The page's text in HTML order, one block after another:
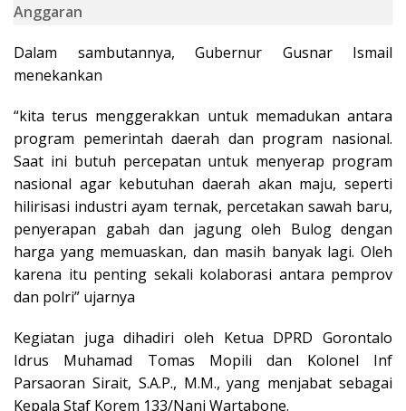
Anggaran
Dalam sambutannya, Gubernur Gusnar Ismail
menekankan
“kita terus menggerakkan untuk memadukan antara
program pemerintah daerah dan program nasional.
Saat ini butuh percepatan untuk menyerap program
nasional agar kebutuhan daerah akan maju, seperti
hilirisasi industri ayam ternak, percetakan sawah baru,
penyerapan gabah dan jagung oleh Bulog dengan
harga yang memuaskan, dan masih banyak lagi. Oleh
karena itu penting sekali kolaborasi antara pemprov
dan polri” ujarnya
Kegiatan juga dihadiri oleh Ketua DPRD Gorontalo
Idrus Muhamad Tomas Mopili dan Kolonel Inf
Parsaoran Sirait, S.A.P., M.M., yang menjabat sebagai
Kepala Staf Korem 133/Nani Wartabone.